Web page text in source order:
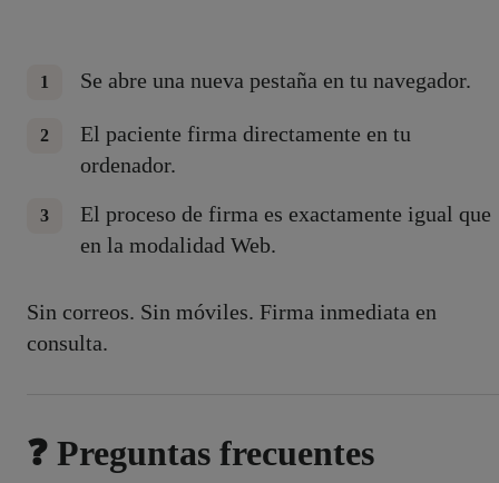
Se abre una nueva pestaña en tu navegador.
El paciente firma directamente en tu
ordenador.
El proceso de firma es exactamente igual que
en la modalidad Web.
Sin correos. Sin móviles. Firma inmediata en
consulta.
❓ Preguntas frecuentes